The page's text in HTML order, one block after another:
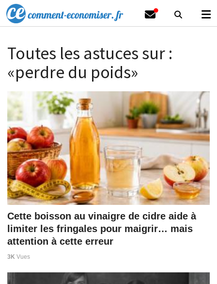
Toutes les astuces sur :
«perdre du poids»
Cette boisson au vinaigre de cidre aide à
limiter les fringales pour maigrir… mais
attention à cette erreur
3K Vues